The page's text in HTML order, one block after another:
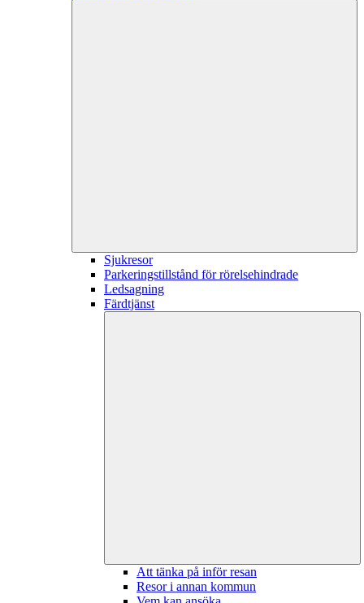
Sjukresor
Parkeringstillstånd för rörelsehindrade
Ledsagning
Färdtjänst
Att tänka på inför resan
Resor i annan kommun